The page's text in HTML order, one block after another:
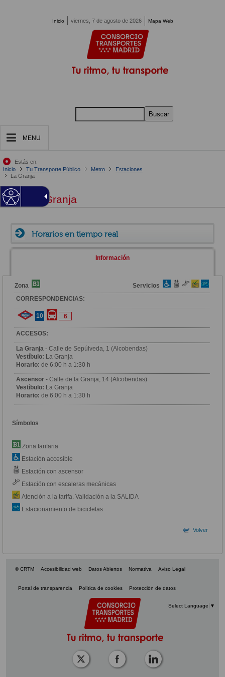
Inicio viernes, 7 de agosto de 2026 Mapa Web
Buscar
MENU
Estás en:
Inicio
Tu Transporte Público Metro
Estaciones
La Granja
La Granja
Horarios en tiempo real
Información
Zona
Servicios
CORRESPONDENCIAS:
10 6
ACCESOS:
La Granja - Calle de Sepúlveda, 1 (Alcobendas)
Vestíbulo: La Granja
Horario: de 6:00 h a 1:30 h
Ascensor - Calle de la Granja, 14 (Alcobendas)
Vestíbulo: La Granja
Horario: de 6:00 h a 1:30 h
Símbolos
Zona tarifaria
Estación accesible
Estación con ascensor
Estación con escaleras mecánicas
Atención a la tarifa. Validación a la SALIDA
Estacionamiento de bicicletas
Volver
© CRTM Accesibilidad web Datos Abiertos Normativa Aviso Legal
Portal de transparencia Política de cookies Protección de datos
Select Language ▼